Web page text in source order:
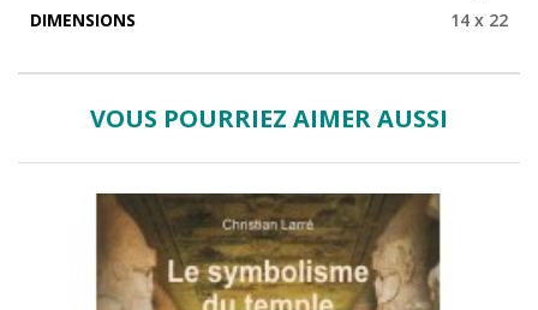
DIMENSIONS
14 x 22
VOUS POURRIEZ AIMER AUSSI